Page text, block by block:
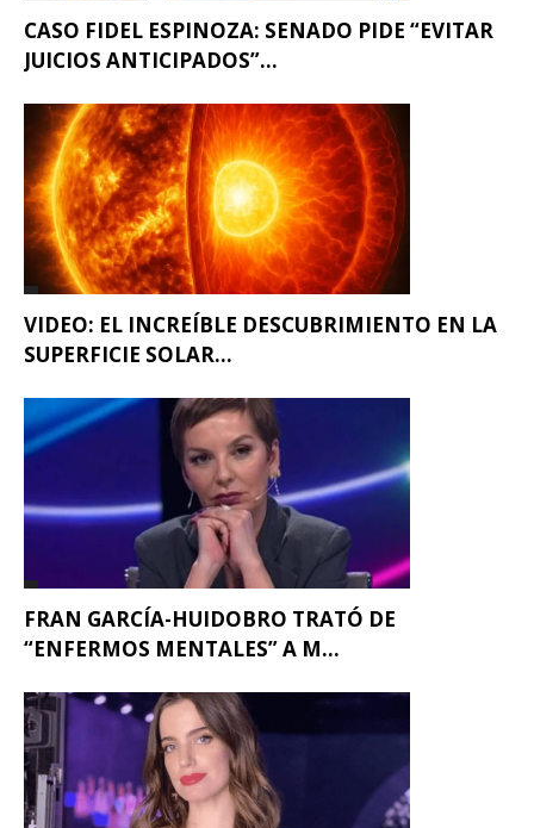
CASO FIDEL ESPINOZA: SENADO PIDE “EVITAR
JUICIOS ANTICIPADOS”...
VIDEO: EL INCREÍBLE DESCUBRIMIENTO EN LA
SUPERFICIE SOLAR...
FRAN GARCÍA-HUIDOBRO TRATÓ DE
“ENFERMOS MENTALES” A M...